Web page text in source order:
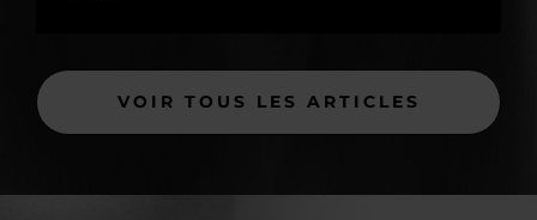
VOIR TOUS LES ARTICLES